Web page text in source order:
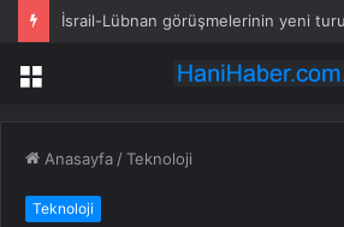
İsrail-Lübnan görüşmelerinin yeni turu
Menü
Anasayfa /Teknoloji
Teknoloji